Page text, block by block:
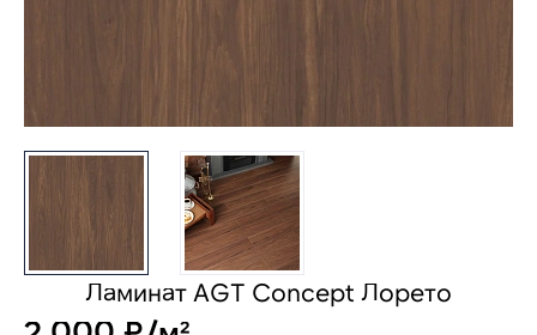
Ламинат AGT Concept Лорето